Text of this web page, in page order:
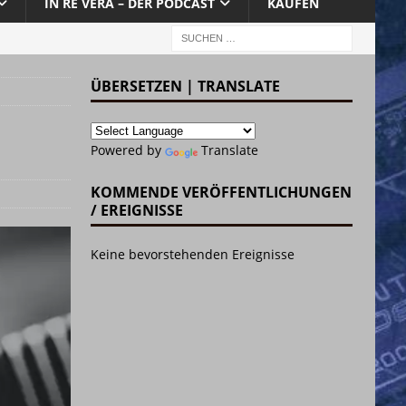
ÜBERSETZEN | TRANSLATE
Powered by Translate
KOMMENDE VERÖFFENTLICHUNGEN
/ EREIGNISSE
Keine bevorstehenden Ereignisse